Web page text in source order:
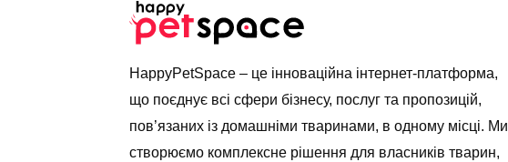
HappyPetSpace – це інноваційна інтернет-платформа,
що поєднує всі сфери бізнесу, послуг та пропозицій,
пов’язаних із домашніми тваринами, в одному місці. Ми
створюємо комплексне рішення для власників тварин,